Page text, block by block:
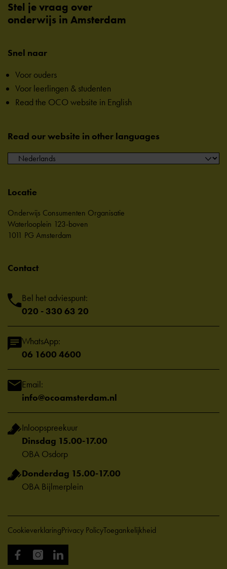
Stel je vraag over
onderwijs in Amsterdam
Snel naar
Voor ouders
Voor leerlingen & studenten
Read the OCO website in English
Read our website in other languages
Locatie
Onderwijs Consumenten Organisatie
Waterlooplein 123-boven
1011 PG Amsterdam
Contact
Bel het adviespunt:
020 - 330 63 20
WhatsApp:
06 1600 4600
Email:
info@ocoamsterdam.nl
Inloopspreekuur
Dinsdag 15.00-17.00
OBA Osdorp
Donderdag 15.00-17.00
OBA Bijlmerplein
CookieverklaringPrivacy PolicyToegankelijkheid